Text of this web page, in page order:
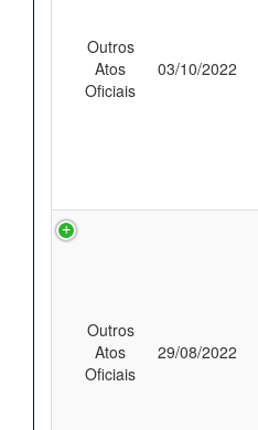
Outros
Atos
Oficiais
03/10/2022
Outros
Atos
Oficiais
29/08/2022